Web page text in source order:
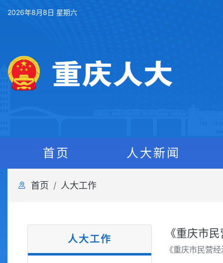
2026年8月8日 星期六
首页 人大新闻
首页 人大工作
人大工作 《重庆市
《重庆市民营